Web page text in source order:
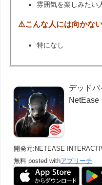
雰囲気を楽しみたい
⚠こんな人には向かな
特になし
デッド
NetEase
開発元: NETEASE
無料 posted withアプリーチ